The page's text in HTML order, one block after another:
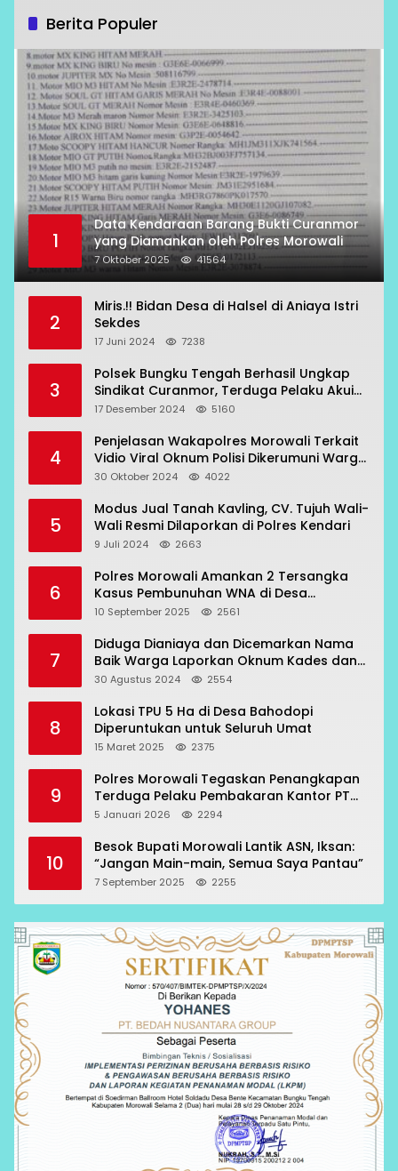
Berita Populer
1
Data Kendaraan Barang Bukti Curanmor
yang Diamankan oleh Polres Morowali
7 Oktober 2025 41564
2
Miris.!! Bidan Desa di Halsel di Aniaya Istri
Sekdes
17 Juni 2024 7238
3
Polsek Bungku Tengah Berhasil Ungkap
Sindikat Curanmor, Terduga Pelaku Akui
Beraksi di 7 Lokasi
17 Desember 2024 5160
4
Penjelasan Wakapolres Morowali Terkait
Vidio Viral Oknum Polisi Dikerumuni Warga
Bahodopi
30 Oktober 2024 4022
5
Modus Jual Tanah Kavling, CV. Tujuh Wali-
Wali Resmi Dilaporkan di Polres Kendari
9 Juli 2024 2663
6
Polres Morowali Amankan 2 Tersangka
Kasus Pembunuhan WNA di Desa
Topogaro
10 September 2025 2561
7
Diduga Dianiaya dan Dicemarkan Nama
Baik Warga Laporkan Oknum Kades dan
Oknum Polisi
30 Agustus 2024 2554
8
Lokasi TPU 5 Ha di Desa Bahodopi
Diperuntukan untuk Seluruh Umat
15 Maret 2025 2375
9
Polres Morowali Tegaskan Penangkapan
Terduga Pelaku Pembakaran Kantor PT
RCP Sesuai Prosedur
5 Januari 2026 2294
10
Besok Bupati Morowali Lantik ASN, Iksan:
“Jangan Main-main, Semua Saya Pantau”
7 September 2025 2255